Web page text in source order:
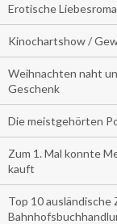
Erotische
Kinochartshow /
Weihnachten naht
Geschenk
Die meistgehörten
Zum 1. Mal konnte
kauft
Top 10 ausländische